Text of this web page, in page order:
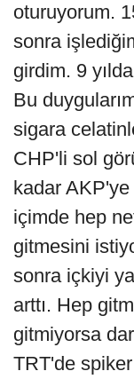
oturuyorum.
sonra
girdim. 9
Bu
sigara
CHP'li sol
kadar
içimde hep
gitmesini
sonra içkiyi
arttı. Hep
gitmiyorsa
TRT'de